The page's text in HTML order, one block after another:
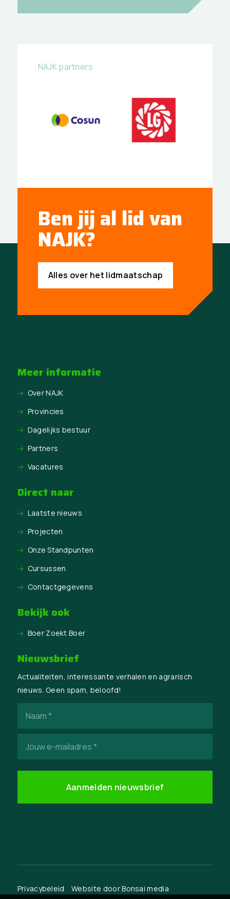
NAJK partners
Ben jij al lid van
NAJK?
Alles over het lidmaatschap
Meer informatie
Over NAJK
Provincies
Dagelijks bestuur
Partners
Vacatures
Direct naar
Laatste nieuws
Projecten
Onze Standpunten
Cursussen
Contactgegevens
Bekijk ook
Boer Zoekt Boer
Nieuwsbrief
Actualiteiten, interessante verhalen en agrarisch
nieuws. Geen spam, beloofd!
mailadres
Privacybeleid Website doorBonsai media